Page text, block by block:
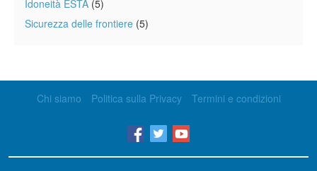
Idoneità ESTA (5)
Sicurezza delle frontiere (5)
Chi siamo Politica sulla Privacy Termini e condizioni